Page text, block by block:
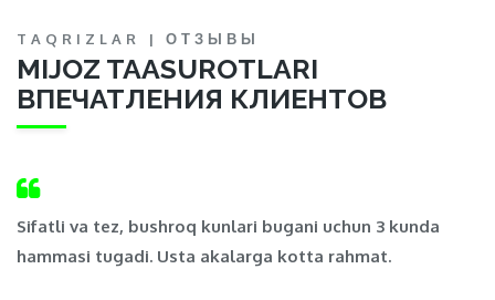
TAQRIZLAR | ОТЗЫВЫ
MIJOZ TAASUROTLARI
ВПЕЧАТЛЕНИЯ КЛИЕНТОВ
Sifatli va tez, bushroq kunlari bugani uchun 3 kunda
hammasi tugadi. Usta akalarga kotta rahmat.